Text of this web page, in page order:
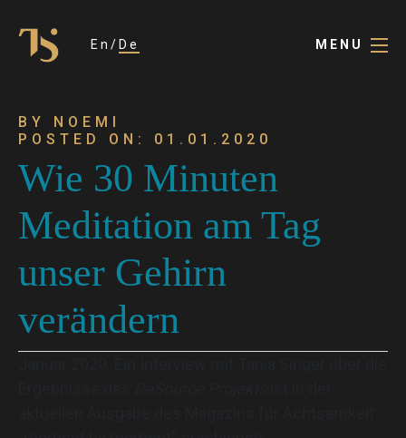
En De MENU
BY NOEMI
POSTED ON: 01.01.2020
Wie 30 Minuten
Meditation am Tag
unser Gehirn
verändern